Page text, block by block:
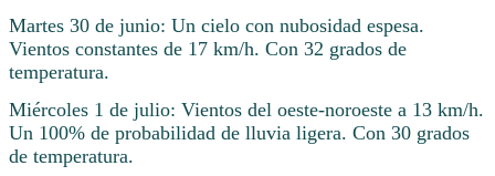
Martes 30 de junio: Un cielo con nubosidad espesa.
Vientos constantes de 17 km/h. Con 32 grados de
temperatura.
Miércoles 1 de julio: Vientos del oeste-noroeste a 13 km/h.
Un 100% de probabilidad de lluvia ligera. Con 30 grados
de temperatura.